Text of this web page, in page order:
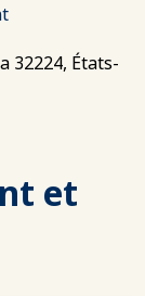
32224, États-
et